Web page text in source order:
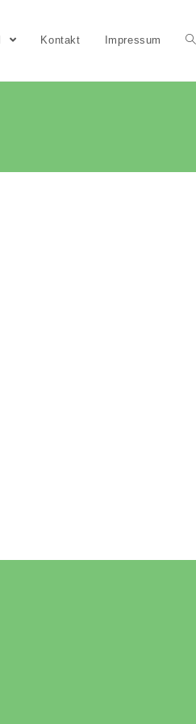
Kontakt Impressum